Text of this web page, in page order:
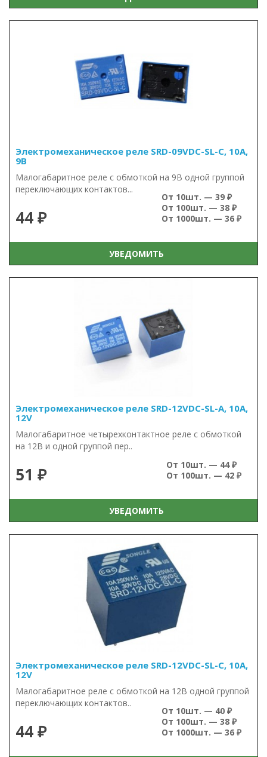
Электромеханическое реле SRD-09VDC-SL-C, 10А,
9В
Малогабаритное реле с обмоткой на 9В одной группой
переключающих контактов...
44 ₽
От 10шт. — 39 ₽
От 100шт. — 38 ₽
От 1000шт. — 36 ₽
УВЕДОМИТЬ
Электромеханическое реле SRD-12VDC-SL-A, 10А,
12V
Малогабаритное четырехконтактное реле с обмоткой
на 12В и одной группой пер..
51 ₽
От 10шт. — 44 ₽
От 100шт. — 42 ₽
УВЕДОМИТЬ
Электромеханическое реле SRD-12VDC-SL-C, 10А,
12V
Малогабаритное реле с обмоткой на 12В одной группой
переключающих контактов..
44 ₽
От 10шт. — 40 ₽
От 100шт. — 38 ₽
От 1000шт. — 36 ₽